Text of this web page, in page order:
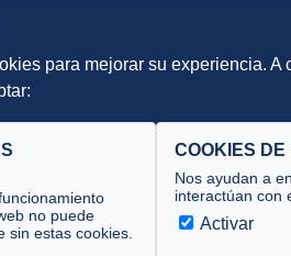
para mejorar su experiencia.
no puede
sin estas cookies.
COOKIES DE
Nos ayudan a
interactúan con
Activar